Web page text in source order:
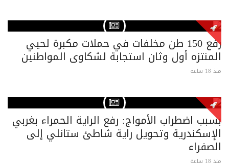
رفع 150 طن مخلفات في حملات مكبرة لحيي
المنتزه أول وثان استجابة لشكاوى المواطنين
منذ 18 ساعة
بسبب اضطراب الأمواج: رفع الراية الحمراء بغربي
الإسكندرية وتحويل راية شاطئ ستانلي إلى
الصفراء
منذ 18 ساعة